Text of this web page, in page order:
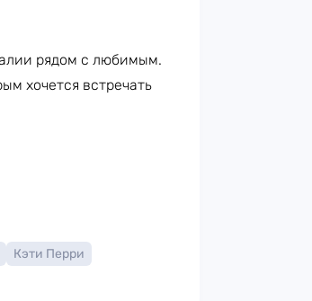
рядом с любимым.
хочется встречать
Кэти Перри